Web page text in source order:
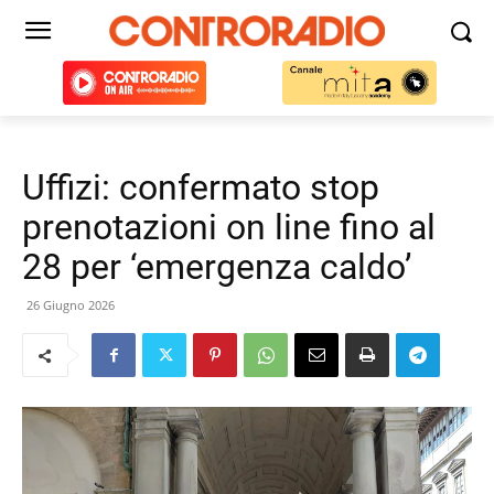
Uffizi: confermato stop
prenotazioni on line fino al
28 per ‘emergenza caldo’
26 Giugno 2026